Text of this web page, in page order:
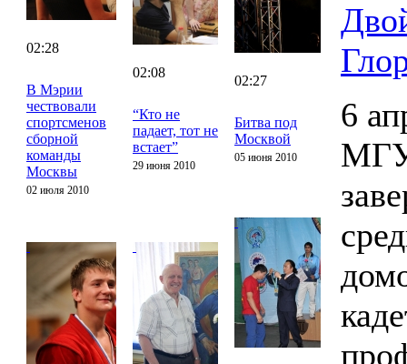
02:28
В Мэрии
чествовали
спортсменов
сборной
команды
Москвы
02 июля 2010
02:08
“Кто не
падает, тот не
встает”
29 июня 2010
02:27
Битва под
Москвой
05 июня 2010
6